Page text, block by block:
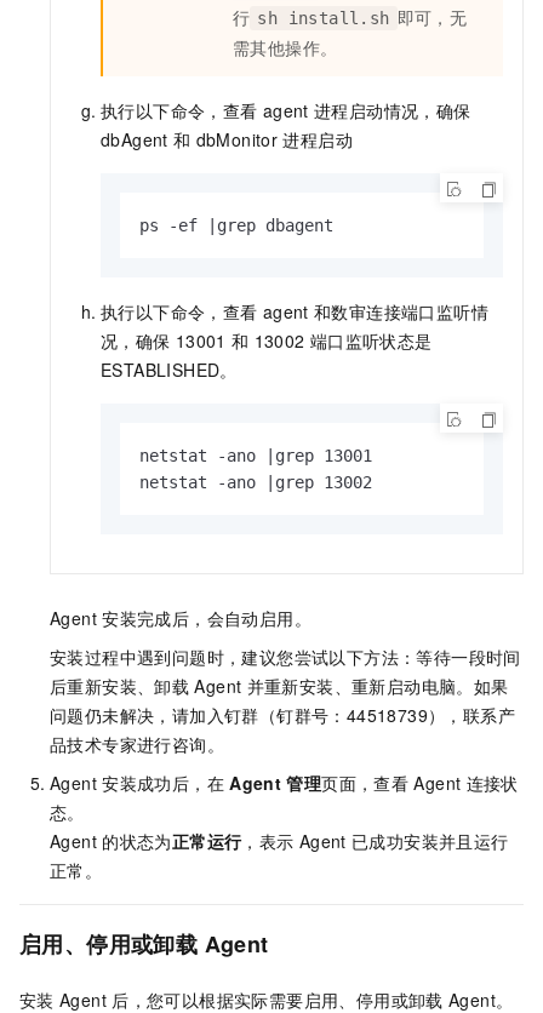
行 sh install.sh 即可，无
需其他操作。
执行以下命令，查看 agent 进程启动情况，确保
dbAgent 和 dbMonitor 进程启动
ps -ef |grep dbagent
执行以下命令，查看 agent 和数审连接端口监听情
况，确保 13001 和 13002 端口监听状态是
ESTABLISHED。
netstat -ano |grep 13001
netstat -ano |grep 13002
Agent 安装完成后，会自动启用。
安装过程中遇到问题时，建议您尝试以下方法：等待一段时间
后重新安装、卸载 Agent 并重新安装、重新启动电脑。如果
问题仍未解决， 请加入钉群（钉群号：44518739），联系产
品技术专家进行咨询。
Agent 安装成功后，在 Agent 管理页面，查看 Agent 连接状
态。
Agent 的状态为正常运行，表示 Agent 已成功安装并且运行
正常。
启用、停用或卸载 Agent
安装 Agent 后，您可以根据实际需要启用、停用或卸载 Agent。